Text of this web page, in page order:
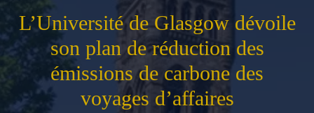
L’Université de Glasgow dévoile
son plan de réduction des
émissions de carbone des
voyages d’affaires